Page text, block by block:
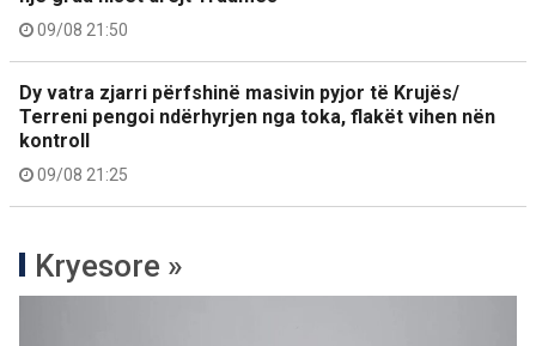
09/08 21:50
Dy vatra zjarri përfshinë masivin pyjor të Krujës/
Terreni pengoi ndërhyrjen nga toka, flakët vihen nën
kontroll
09/08 21:25
Kryesore »